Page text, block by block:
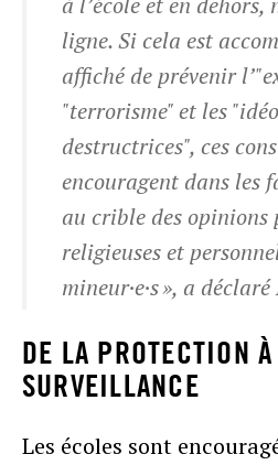
ligne. Si cela est
affiché de prévenir
"terrorisme" et les
destructrices", ces
encouragent dans les
au crible des opinions
religieuses et
mineur·e·s », a
DE LA PROTECTION
SURVEILLANCE
Les écoles sont